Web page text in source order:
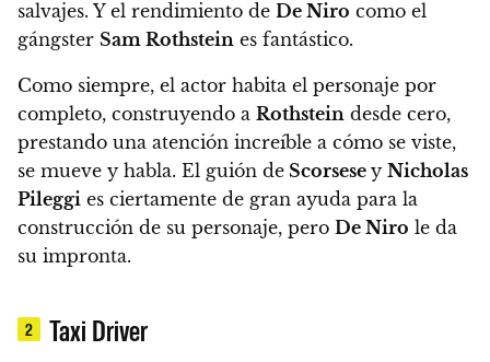
salvajes. Y el rendimiento de De Niro como el
gángster Sam Rothstein es fantástico.
Como siempre, el actor habita el personaje por
completo, construyendo a Rothstein desde cero,
prestando una atención increíble a cómo se viste,
se mueve y habla. El guión de Scorsese y Nicholas
Pileggi es ciertamente de gran ayuda para la
construcción de su personaje, pero De Niro le da
su impronta.
2 Taxi Driver